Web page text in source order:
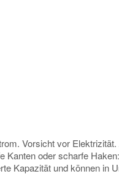
Vorsicht vor
oder scharfe
Kapazität und können in